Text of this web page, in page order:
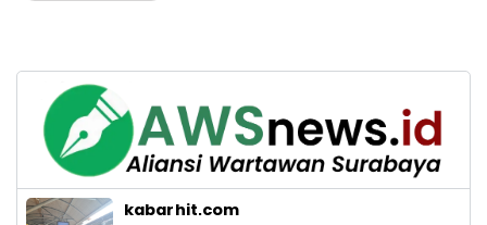
kabarhit.com